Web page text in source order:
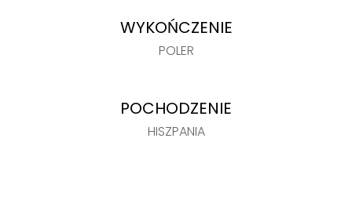
WYKOŃCZENIE
POLER
POCHODZENIE
HISZPANIA